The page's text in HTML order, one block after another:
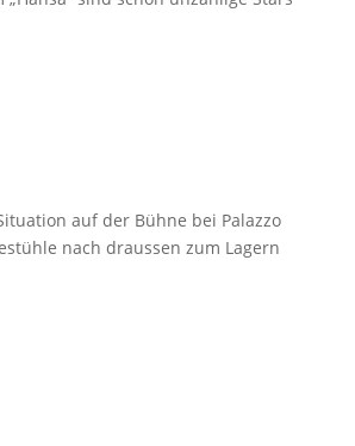
auf der Bühne bei Palazzo
nach draussen zum Lagern